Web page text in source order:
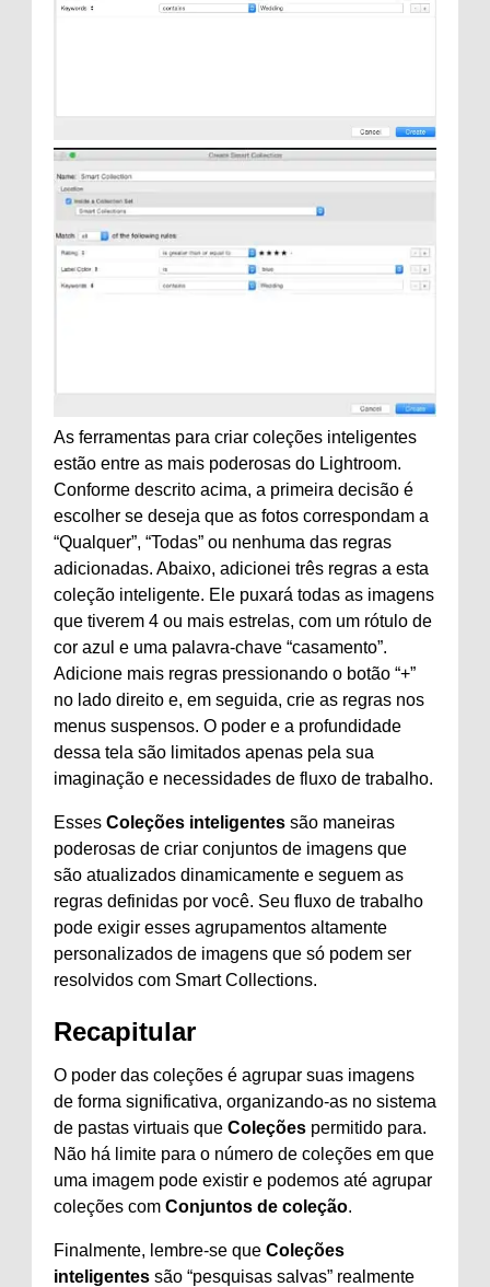
As ferramentas para criar coleções inteligentes
estão entre as mais poderosas do Lightroom.
Conforme descrito acima, a primeira decisão é
escolher se deseja que as fotos correspondam a
“Qualquer”, “Todas” ou nenhuma das regras
adicionadas. Abaixo, adicionei três regras a esta
coleção inteligente. Ele puxará todas as imagens
que tiverem 4 ou mais estrelas, com um rótulo de
cor azul e uma palavra-chave “casamento”.
Adicione mais regras pressionando o botão “+”
no lado direito e, em seguida, crie as regras nos
menus suspensos. O poder e a profundidade
dessa tela são limitados apenas pela sua
imaginação e necessidades de fluxo de trabalho.
Esses Coleções inteligentes são maneiras
poderosas de criar conjuntos de imagens que
são atualizados dinamicamente e seguem as
regras definidas por você. Seu fluxo de trabalho
pode exigir esses agrupamentos altamente
personalizados de imagens que só podem ser
resolvidos com Smart Collections.
Recapitular
O poder das coleções é agrupar suas imagens
de forma significativa, organizando-as no sistema
de pastas virtuais que Coleções permitido para.
Não há limite para o número de coleções em que
uma imagem pode existir e podemos até agrupar
coleções com Conjuntos de coleção.
Finalmente, lembre-se que Coleções
inteligentes são “pesquisas salvas” realmente